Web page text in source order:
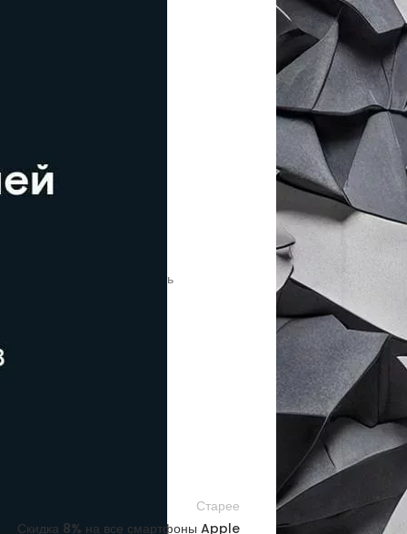
нажимаем кнопку «Получить
Старее
Скидка 8% на все смартфоны Apple